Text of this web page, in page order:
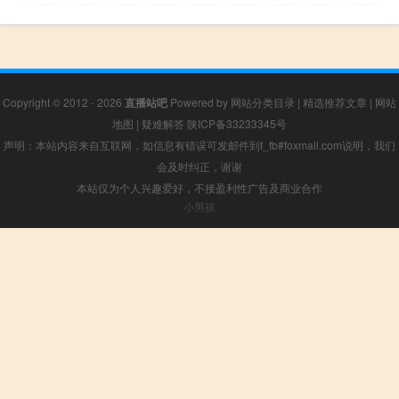
Copyright © 2012 - 2026 直播站吧 Powered by 网站分类目录 | 精选推荐文章 | 网站
地图 | 疑难解答 陕ICP备33233345号
声明：本站内容来自互联网，如信息有错误可发邮件到f_fb#foxmail.com说明，我们
会及时纠正，谢谢
本站仅为个人兴趣爱好，不接盈利性广告及商业合作
小男孩